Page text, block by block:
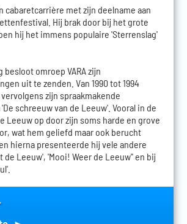
cabaretcarrière met zijn deelname aan
Hij brak door bij het grote
hij het immens populaire 'Sterrenslag'
omroep VARA zijn
uit te zenden. Van 1990 tot 1994
zijn spraakmakende
schreeuw van de Leeuw'. Vooral in de
Leeuw op door zijn soms harde en grove
wat hem geliefd maar ook berucht
hierna presenteerde hij vele andere
de Leeuw', 'Mooi! Weer de Leeuw'' en bij